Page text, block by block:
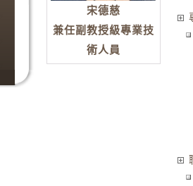
宋德慈
兼任副教授級專業技
術人員